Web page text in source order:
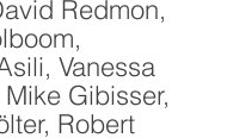
Redmon,
Vanessa
Gibisser,
Robert